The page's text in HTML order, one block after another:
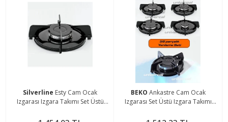
Silverline Esty Cam Ocak
Izgarası Izgara Takımı Set Üstü
Demirleri Takımı
BEKO Ankastre Cam Ocak
Izgarası Set Üstü Izgara Takımı
Yuvarlak Izgara